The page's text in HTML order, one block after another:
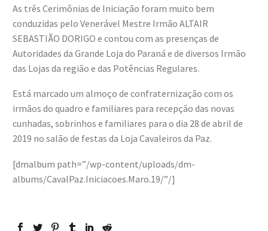
As três Cerimônias de Iniciação foram muito bem
conduzidas pelo Venerável Mestre Irmão ALTAIR
SEBASTIÃO DORIGO e contou com as presenças de
Autoridades da Grande Loja do Paraná e de diversos Irmão
das Lojas da região e das Potências Regulares.
Está marcado um almoço de confraternização com os
irmãos do quadro e familiares para recepção das novas
cunhadas, sobrinhos e familiares para o dia 28 de abril de
2019 no salão de festas da Loja Cavaleiros da Paz.
[dmalbum path=”/wp-content/uploads/dm-
albums/CavalPaz.Iniciacoes.Maro.19/”/]